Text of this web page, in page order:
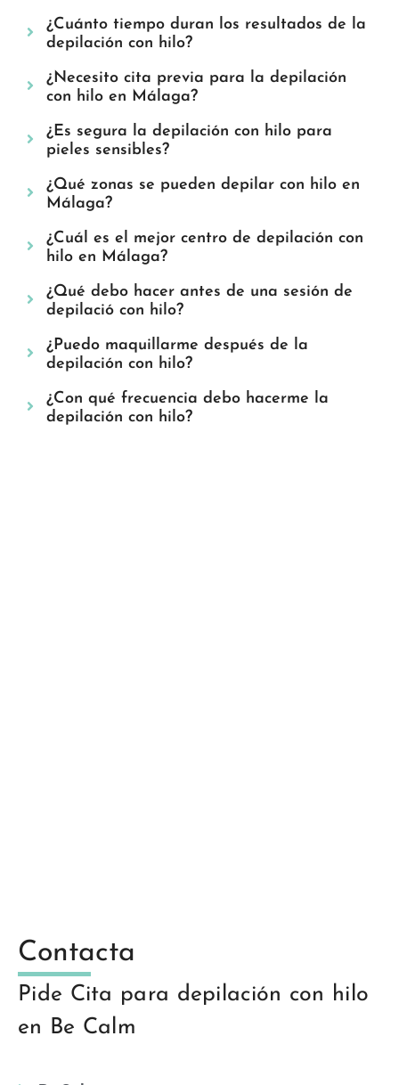
¿Cuánto tiempo duran los resultados de la
depilación con hilo?
¿Necesito cita previa para la depilación
con hilo en Málaga?
¿Es segura la depilación con hilo para
pieles sensibles?
¿Qué zonas se pueden depilar con hilo en
Málaga?
¿Cuál es el mejor centro de depilación con
hilo en Málaga?
¿Qué debo hacer antes de una sesión de
depilació con hilo?
¿Puedo maquillarme después de la
depilación con hilo?
¿Con qué frecuencia debo hacerme la
depilación con hilo?
Contacta
Pide Cita para depilación con hilo
en Be Calm